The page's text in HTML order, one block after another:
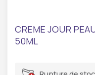
CREME JOUR
50ML